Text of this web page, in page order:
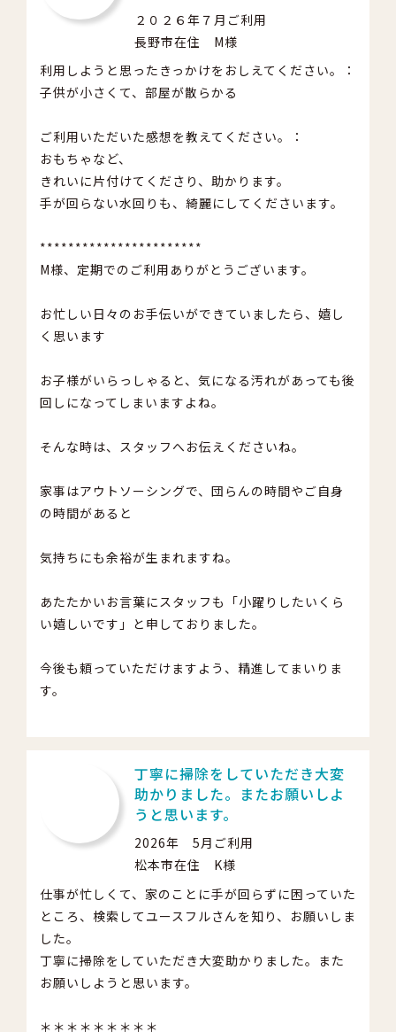
２０２６年７月ご利用
長野市在住 M様
利用しようと思ったきっかけをおしえてください。：
子供が小さくて、部屋が散らかる
ご利用いただいた感想を教えてください。：
おもちゃなど、
きれいに片付けてくださり、助かります。
手が回らない水回りも、綺麗にしてくださいます。
***********************
M様、定期でのご利用ありがとうございます。
お忙しい日々のお手伝いができていましたら、嬉し
く思います
お子様がいらっしゃると、気になる汚れがあっても後
回しになってしまいますよね。
そんな時は、スタッフへお伝えくださいね。
家事はアウトソーシングで、団らんの時間やご自身
の時間があると
気持ちにも余裕が生まれますね。
あたたかいお言葉にスタッフも「小躍りしたいくら
い嬉しいです」と申しておりました。
今後も頼っていただけますよう、精進してまいりま
す。
丁寧に掃除をしていただき大変
助かりました。またお願いしよ
うと思います。
2026年 5月ご利用
松本市在住 K様
仕事が忙しくて、家のことに手が回らずに困っていた
ところ、検索してユースフルさんを知り、お願いしま
した。
丁寧に掃除をしていただき大変助かりました。また
お願いしようと思います。
＊＊＊＊＊＊＊＊＊